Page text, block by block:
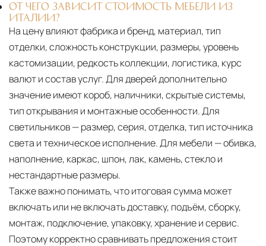
ОТ ЧЕГО ЗАВИСИТ СТОИМОСТЬ МЕБЕЛИ ИЗ
ИТАЛИИ?
На цену влияют фабрика и бренд, материал, тип
отделки, сложность конструкции, размеры, уровень
кастомизации, редкость коллекции, логистика, курс
валют и состав услуг. Для дверей дополнительно
значение имеют короб, наличники, скрытые системы,
тип открывания и монтажные особенности. Для
светильников — размер, серия, отделка, тип источника
света и техническое исполнение. Для мебели — обивка,
наполнение, каркас, шпон, лак, камень, стекло и
нестандартные размеры.
Также важно понимать, что итоговая сумма может
включать или не включать доставку, подъём, сборку,
монтаж, подключение, упаковку, хранение и сервис.
Поэтому корректно сравнивать предложения стоит